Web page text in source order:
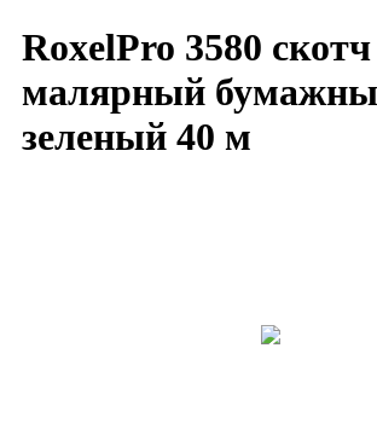
RoxelPro 3580 скотч
малярный
зеленый 40 м